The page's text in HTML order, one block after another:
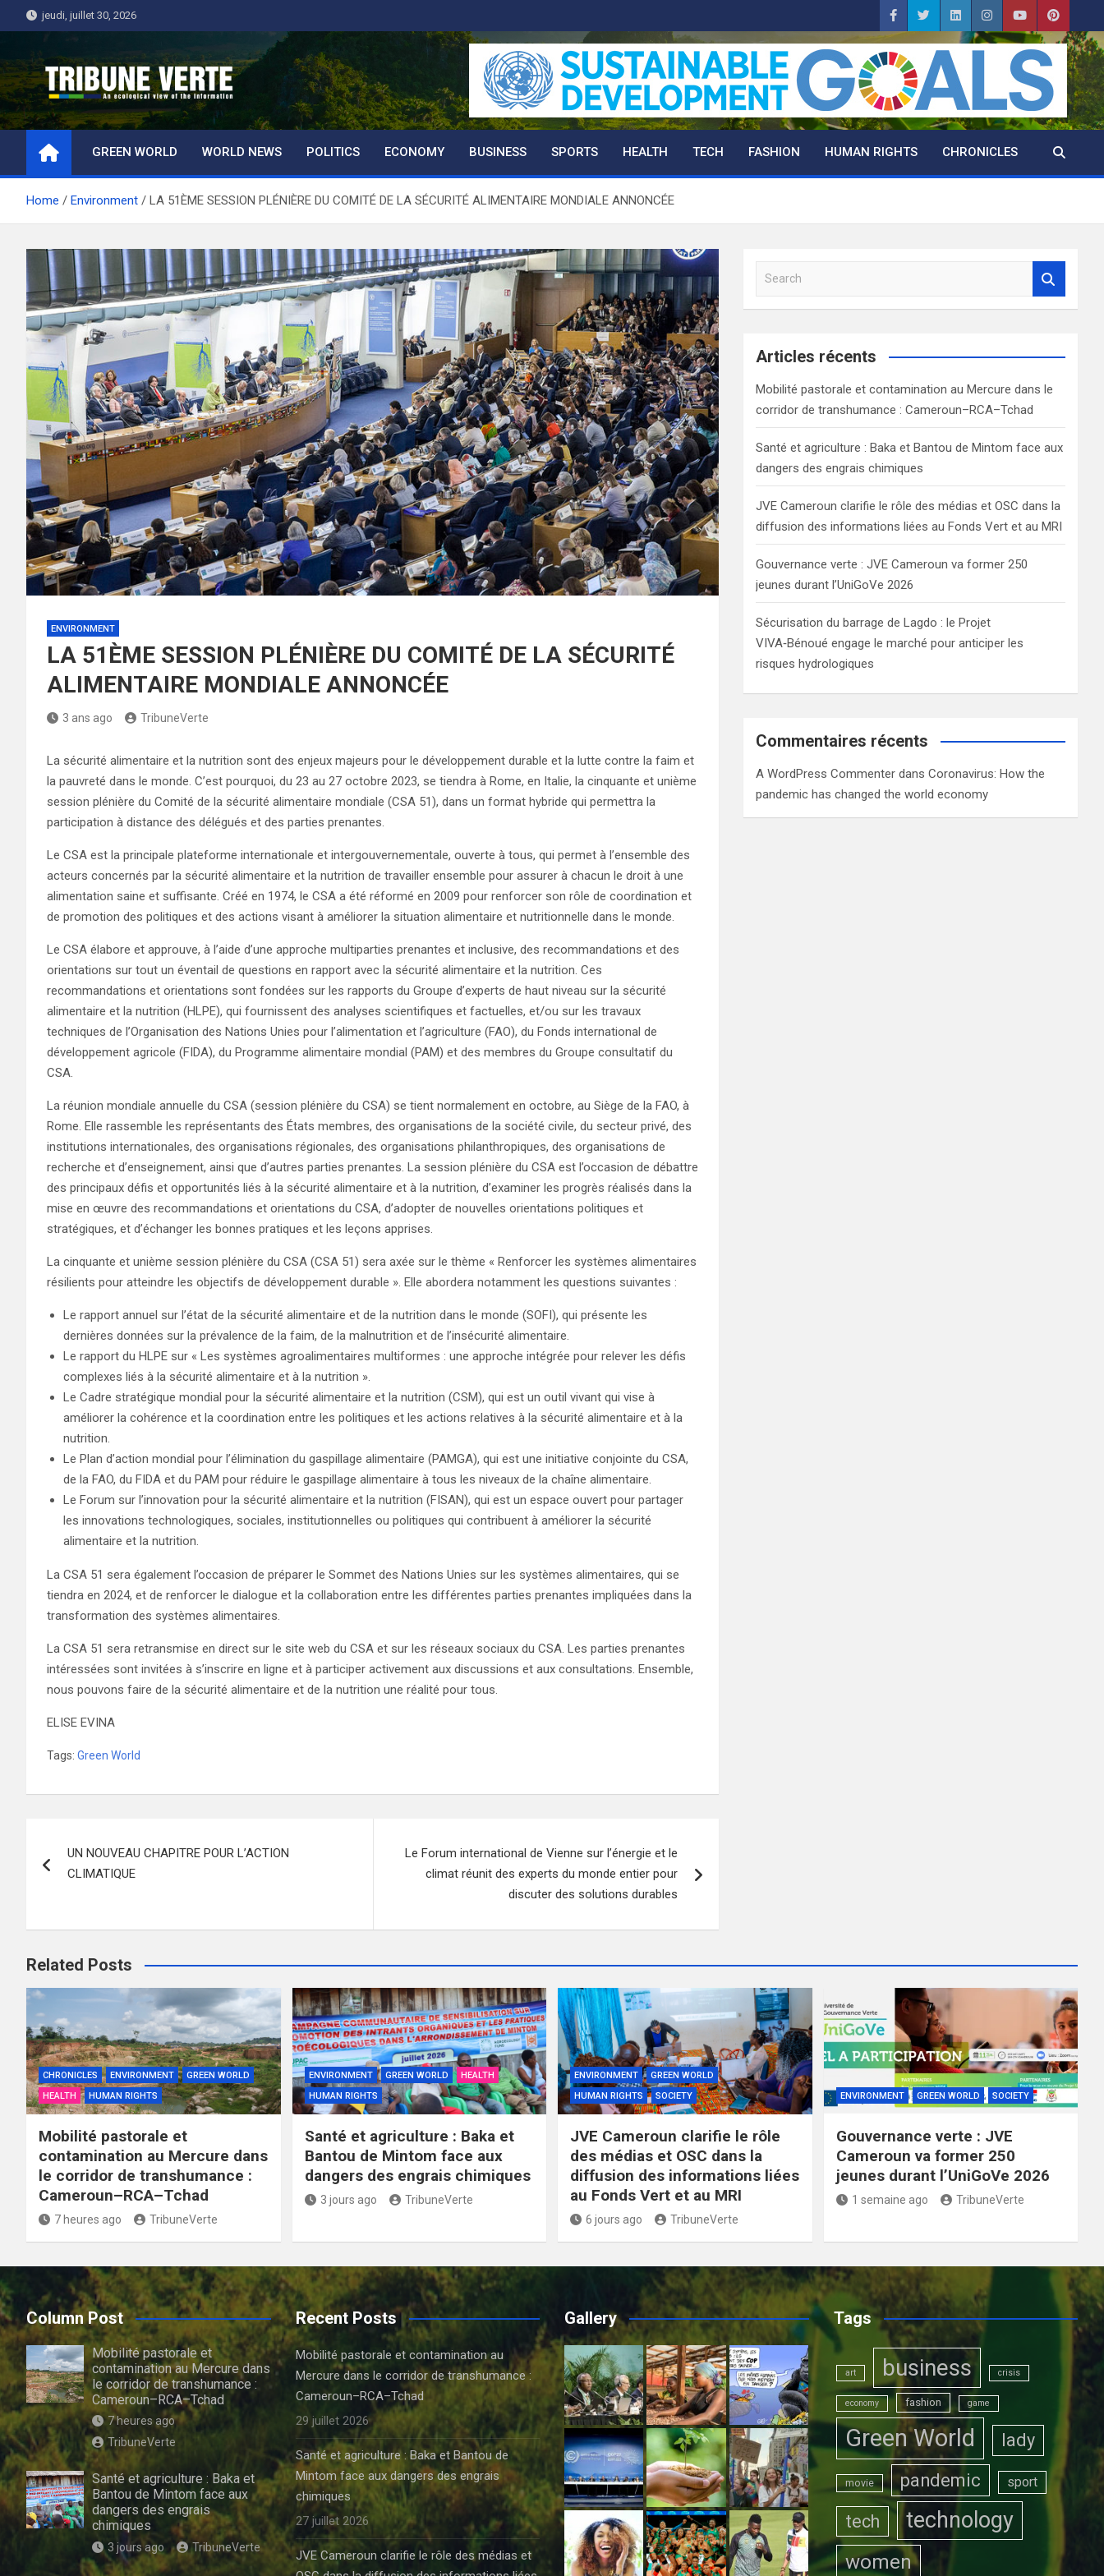
to
jeudi, juillet 30, 2026
Tribune Verte
Un regard écologique de l'information
GREEN WORLD WORLD NEWS POLITICS ECONOMY BUSINESS SPORTS HEALTH TECH FASHION HUMAN RIGHTS CHRONICLES
Home Environment LA 51ÈME SESSION PLÉNIÈRE DU COMITÉ DE LA SÉCURITÉ ALIMENTAIRE MONDIALE ANNONCÉE
ENVIRONMENT
LA 51ÈME SESSION PLÉNIÈRE DU COMITÉ DE LA SÉCURITÉ
ALIMENTAIRE MONDIALE ANNONCÉE
3 ans ago TribuneVerte
La sécurité alimentaire et la nutrition sont des enjeux majeurs pour le développement durable et la lutte contre la faim et
la pauvreté dans le monde. C’est pourquoi, du 23 au 27 octobre 2023, se tiendra à Rome, en Italie, la cinquante et unième
session plénière du Comité de la sécurité alimentaire mondiale (CSA 51), dans un format hybride qui permettra la
participation à distance des délégués et des parties prenantes.
Le CSA est la principale plateforme internationale et intergouvernementale, ouverte à tous, qui permet à l’ensemble des
acteurs concernés par la sécurité alimentaire et la nutrition de travailler ensemble pour assurer à chacun le droit à une
alimentation saine et suffisante. Créé en 1974, le CSA a été réformé en 2009 pour renforcer son rôle de coordination et
de promotion des politiques et des actions visant à améliorer la situation alimentaire et nutritionnelle dans le monde.
Le CSA élabore et approuve, à l’aide d’une approche multiparties prenantes et inclusive, des recommandations et des
orientations sur tout un éventail de questions en rapport avec la sécurité alimentaire et la nutrition. Ces
recommandations et orientations sont fondées sur les rapports du Groupe d’experts de haut niveau sur la sécurité
alimentaire et la nutrition (HLPE), qui fournissent des analyses scientifiques et factuelles, et/ou sur les travaux
techniques de l’Organisation des Nations Unies pour l’alimentation et l’agriculture (FAO), du Fonds international de
développement agricole (FIDA), du Programme alimentaire mondial (PAM) et des membres du Groupe consultatif du
CSA.
La réunion mondiale annuelle du CSA (session plénière du CSA) se tient normalement en octobre, au Siège de la FAO, à
Rome. Elle rassemble les représentants des États membres, des organisations de la société civile, du secteur privé, des
institutions internationales, des organisations régionales, des organisations philanthropiques, des organisations de
recherche et d’enseignement, ainsi que d’autres parties prenantes. La session plénière du CSA est l’occasion de débattre
des principaux défis et opportunités liés à la sécurité alimentaire et à la nutrition, d’examiner les progrès réalisés dans la
mise en œuvre des recommandations et orientations du CSA, d’adopter de nouvelles orientations politiques et
stratégiques, et d’échanger les bonnes pratiques et les leçons apprises.
La cinquante et unième session plénière du CSA (CSA 51) sera axée sur le thème « Renforcer les systèmes alimentaires
résilients pour atteindre les objectifs de développement durable ». Elle abordera notamment les questions suivantes :
Le rapport annuel sur l’état de la sécurité alimentaire et de la nutrition dans le monde (SOFI), qui présente les
dernières données sur la prévalence de la faim, de la malnutrition et de l’insécurité alimentaire.
Le rapport du HLPE sur « Les systèmes agroalimentaires multiformes : une approche intégrée pour relever les défis
complexes liés à la sécurité alimentaire et à la nutrition ».
Le Cadre stratégique mondial pour la sécurité alimentaire et la nutrition (CSM), qui est un outil vivant qui vise à
améliorer la cohérence et la coordination entre les politiques et les actions relatives à la sécurité alimentaire et à la
nutrition.
Le Plan d’action mondial pour l’élimination du gaspillage alimentaire (PAMGA), qui est une initiative conjointe du CSA,
de la FAO, du FIDA et du PAM pour réduire le gaspillage alimentaire à tous les niveaux de la chaîne alimentaire.
Le Forum sur l’innovation pour la sécurité alimentaire et la nutrition (FISAN), qui est un espace ouvert pour partager
les innovations technologiques, sociales, institutionnelles ou politiques qui contribuent à améliorer la sécurité
alimentaire et la nutrition.
La CSA 51 sera également l’occasion de préparer le Sommet des Nations Unies sur les systèmes alimentaires, qui se
tiendra en 2024, et de renforcer le dialogue et la collaboration entre les différentes parties prenantes impliquées dans la
transformation des systèmes alimentaires.
La CSA 51 sera retransmise en direct sur le site web du CSA et sur les réseaux sociaux du CSA. Les parties prenantes
intéressées sont invitées à s’inscrire en ligne et à participer activement aux discussions et aux consultations. Ensemble,
nous pouvons faire de la sécurité alimentaire et de la nutrition une réalité pour tous.
ELISE EVINA
Tags: Green World
de
UN NOUVEAU CHAPITRE POUR L’ACTION
CLIMATIQUE
Le Forum international de Vienne sur l’énergie et le
climat réunit des experts du monde entier pour
discuter des solutions durables
a
c
Articles récents
Mobilité pastorale et contamination au Mercure dans le
corridor de transhumance : Cameroun–RCA–Tchad
Santé et agriculture : Baka et Bantou de Mintom face aux
dangers des engrais chimiques
JVE Cameroun clarifie le rôle des médias et OSC dans la
diffusion des informations liées au Fonds Vert et au MRI
Gouvernance verte : JVE Cameroun va former 250
jeunes durant l’UniGoVe 2026
Sécurisation du barrage de Lagdo : le Projet
VIVA‑Bénoué engage le marché pour anticiper les
risques hydrologiques
Commentaires récents
A WordPress Commenter dansCoronavirus: How the
pandemic has changed the world economy
Related Posts
CHRONICLES ENVIRONMENT
GREEN WORLD
HEALTH
HUMAN RIGHTS
Mobilité pastorale et
contamination au Mercure dans
le corridor de transhumance :
Cameroun–RCA–Tchad
7 heures ago TribuneVerte
ENVIRONMENT GREEN WORLD
HEALTH
HUMAN RIGHTS
Santé et agriculture : Baka et
Bantou de Mintom face aux
dangers des engrais chimiques
3 jours ago TribuneVerte
ENVIRONMENT
GREEN WORLD
HUMAN RIGHTS
SOCIETY
JVE Cameroun clarifie le rôle
des médias et OSC dans la
diffusion des informations liées
au Fonds Vert et au MRI
6 jours ago TribuneVerte
ENVIRONMENT GREEN WORLD SOCIETY
Gouvernance verte : JVE
Cameroun va former 250
jeunes durant l’UniGoVe 2026
1 semaine ago TribuneVerte
Column Post
Mobilité pastorale et
contamination au Mercure dans
le corridor de transhumance :
Cameroun–RCA–Tchad
7 heures ago
TribuneVerte
Santé et agriculture : Baka et
Bantou de Mintom face aux
dangers des engrais
chimiques
3 jours ago TribuneVerte
Recent Posts
Mobilité pastorale et contamination au
Mercure dans le corridor de transhumance :
Cameroun–RCA–Tchad
29 juillet 2026
Santé et agriculture : Baka et Bantou de
Mintom face aux dangers des engrais
chimiques
27 juillet 2026
JVE Cameroun clarifie le rôle des médias et
Gallery Tags
art business crisis
economy fashion game
Green World lady
movie pandemic sport
tech technology
women